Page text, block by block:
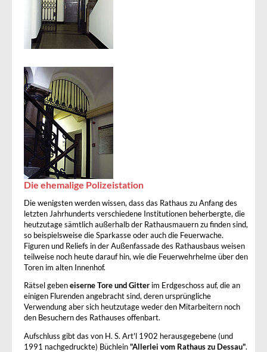
Die ehemalige Polizeistation
Die wenigsten werden wissen, dass das Rathaus zu Anfang des
letzten Jahrhunderts verschiedene Institutionen beherbergte, die
heutzutage sämtlich außerhalb der Rathausmauern zu finden sind,
so beispielsweise die Sparkasse oder auch die Feuerwache.
Figuren und Reliefs in der Außenfassade des Rathausbaus weisen
teilweise noch heute darauf hin, wie die Feuerwehrhelme über den
Toren im alten Innenhof.
Rätsel geben eiserne Tore und Gitter im Erdgeschoss auf, die an
einigen Flurenden angebracht sind, deren ursprüngliche
Verwendung aber sich heutzutage weder den Mitarbeitern noch
den Besuchern des Rathauses offenbart.
Aufschluss gibt das von H. S. Art'l 1902 herausgegebene (und
1991 nachgedruckte) Büchlein "Allerlei vom Rathaus zu Dessau".